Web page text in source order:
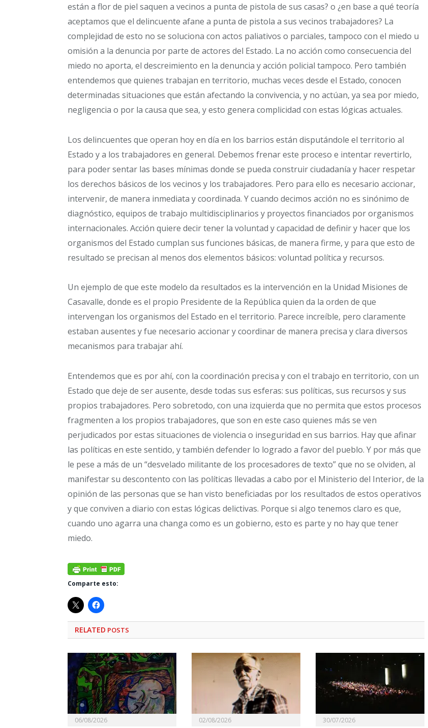
están a flor de piel saquen a vecinos a punta de pistola de sus casas? o ¿en base a qué teoría
aceptamos que el delincuente afane a punta de pistola a sus vecinos trabajadores? La
complejidad de esto no se soluciona con actos paliativos o parciales, tampoco con el miedo u
omisión a la denuncia por parte de actores del Estado. La no acción como consecuencia del
miedo no aporta, el descreimiento en la denuncia y acción policial tampoco. Pero también
entendemos que quienes trabajan en territorio, muchas veces desde el Estado, conocen
determinadas situaciones que están afectando la convivencia, y no actúan, ya sea por miedo,
negligencia o por la causa que sea, y esto genera complicidad con estas lógicas actuales.
Los delincuentes que operan hoy en día en los barrios están disputándole el territorio al
Estado y a los trabajadores en general. Debemos frenar este proceso e intentar revertirlo,
para poder sentar las bases mínimas donde se pueda construir ciudadanía y hacer respetar
los derechos básicos de los vecinos y los trabajadores. Pero para ello es necesario accionar,
intervenir, de manera inmediata y coordinada. Y cuando decimos acción no es sinónimo de
diagnóstico, equipos de trabajo multidisciplinarios y proyectos financiados por organismos
internacionales. Acción quiere decir tener la voluntad y capacidad de definir y hacer que los
organismos del Estado cumplan sus funciones básicas, de manera firme, y para que esto de
resultado se precisan al menos dos elementos básicos: voluntad política y recursos.
Un ejemplo de que este modelo da resultados es la intervención en la Unidad Misiones de
Casavalle, donde es el propio Presidente de la República quien da la orden de que
intervengan los organismos del Estado en el territorio. Parece increíble, pero claramente
estaban ausentes y fue necesario accionar y coordinar de manera precisa y clara diversos
mecanismos para trabajar ahí.
Entendemos que es por ahí, con la coordinación precisa y con el trabajo en territorio, con un
Estado que deje de ser ausente, desde todas sus esferas: sus políticas, sus recursos y sus
propios trabajadores. Pero sobretodo, con una izquierda que no permita que estos procesos
fragmenten a los propios trabajadores, que son en este caso quienes más se ven
perjudicados por estas situaciones de violencia o inseguridad en sus barrios. Hay que afinar
las políticas en este sentido, y también defender lo logrado a favor del pueblo. Y por más que
le pese a más de un “desvelado militante de los procesadores de texto” que no se olviden, al
manifestar su descontento con las políticas llevadas a cabo por el Ministerio del Interior, de la
opinión de las personas que se han visto beneficiadas por los resultados de estos operativos
y que conviven a diario con estas lógicas delictivas. Porque si algo tenemos claro es que,
cuando uno agarra una changa como es un gobierno, esto es parte y no hay que tener
miedo.
Comparte esto:
RELATED POSTS
06/08/2026 02/08/2026 30/07/2026